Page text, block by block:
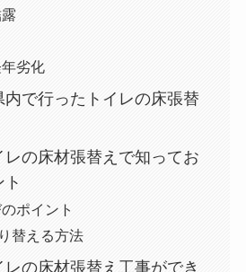
劣化
内で行ったトイレの床張替
の床材張替えで知ってお
ポイント
替える方法
の床材張替え工事ができ